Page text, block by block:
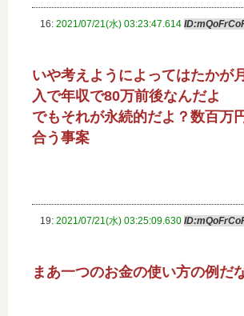
16: 2021/07/21(水) 03:23:47.614
いや考えようによってはたかが
入で年収で80万前後なんだよ
でもそれが永続的だよ？数百万
合う事案
19: 2021/07/21(水) 03:25:09.630
まあ一つのお金の使い方の例だ